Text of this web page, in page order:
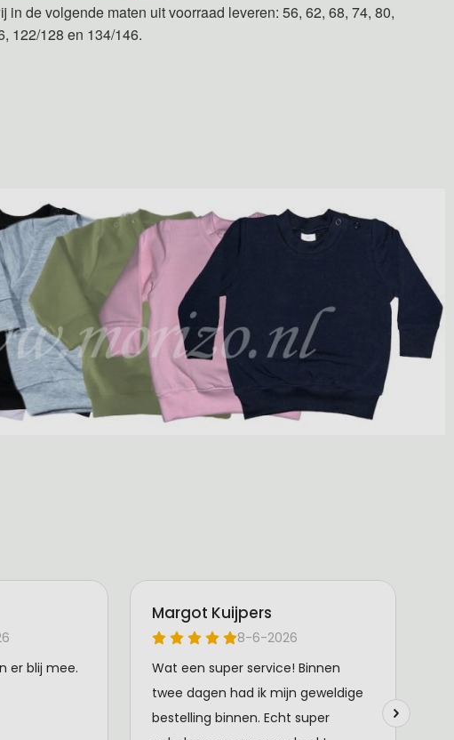
in de volgende maten uit voorraad leveren: 56, 62, 68, 74, 80,
122/128 en 134/146.